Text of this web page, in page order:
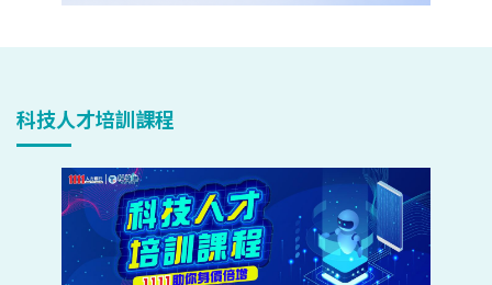
科技人才培訓課程